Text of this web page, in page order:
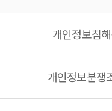
개인정보침
개인정보분쟁